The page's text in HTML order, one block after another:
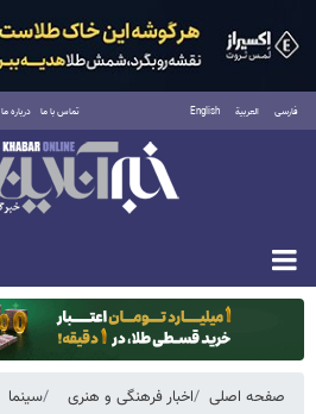
فارسی العربية English تماس با ما درباره ما
یکشنبه ۱۸ مرداد ۱۴۰۵
صفحه اصلی اخبار فرهنگی و هنری سینما